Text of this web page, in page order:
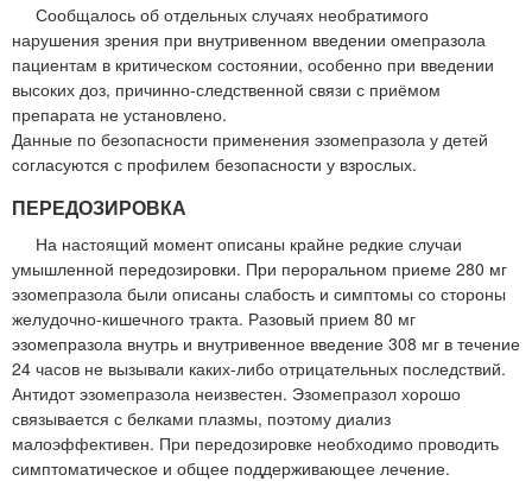
Сообщалось об отдельных случаях необратимого
нарушения зрения при внутривенном введении омепразола
пациентам в критическом состоянии, особенно при введении
высоких доз, причинно-следственной связи с приёмом
препарата не установлено.
Данные по безопасности применения эзомепразола у детей
согласуются с профилем безопасности у взрослых.
ПЕРЕДОЗИРОВКА
На настоящий момент описаны крайне редкие случаи
умышленной передозировки. При пероральном приеме 280 мг
эзомепразола были описаны слабость и симптомы со стороны
желудочно-кишечного тракта. Разовый прием 80 мг
эзомепразола внутрь и внутривенное введение 308 мг в течение
24 часов не вызывали каких-либо отрицательных последствий.
Антидот эзомепразола неизвестен. Эзомепразол хорошо
связывается с белками плазмы, поэтому диализ
малоэффективен. При передозировке необходимо проводить
симптоматическое и общее поддерживающее лечение.